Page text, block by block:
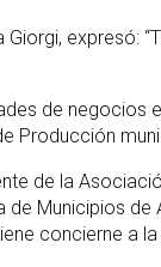
de negocios
Producción
de la
Municipios
concierne a